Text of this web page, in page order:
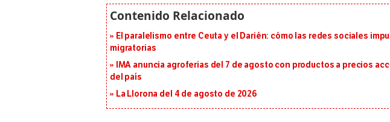
El paralelismo entre Ceuta y el Darién: cómo las redes sociales
migratorias
IMA anuncia agroferias del 7 de agosto con productos a precios
del país
La Llorona del 4 de agosto de 2026